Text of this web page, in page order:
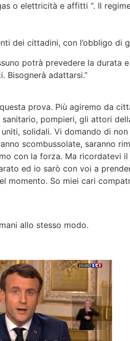
o elettricità e affitti “. Il
dei cittadini, con l’obbligo di
potrà prevedere la durata
Bisognerà adattarsi.”
prova. Più agiremo da
pompieri, gli attori
solidali. Vi domando di
scombussolate, saranno
con la forza. Ma ricordatevi
ed io sarò con voi a
momento. So miei cari
allo stesso modo.